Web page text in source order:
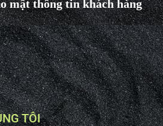
mật thông tin khách hàng
TÔI